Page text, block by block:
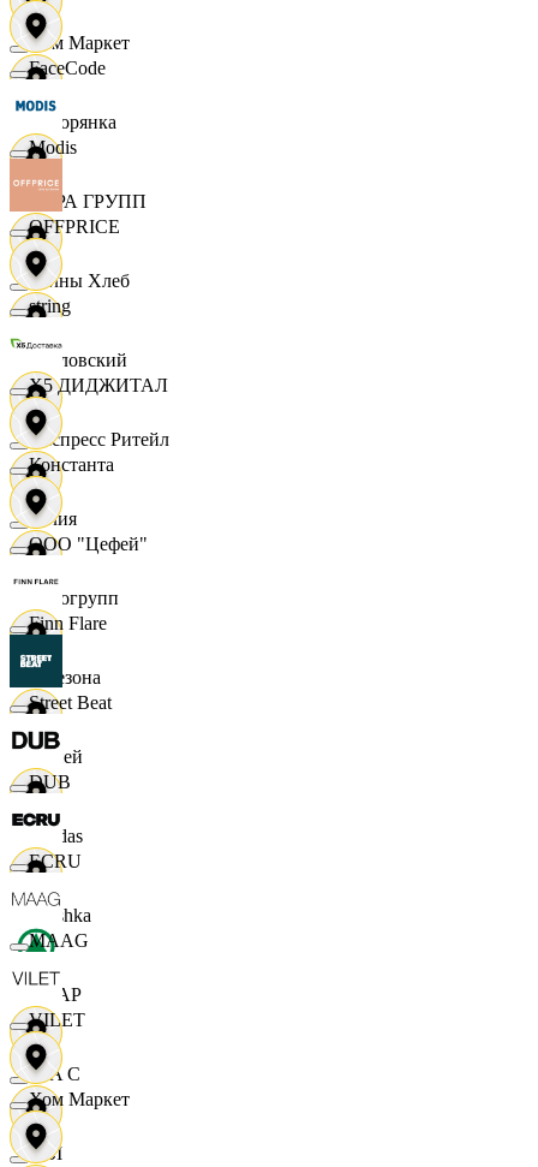
Хом Маркет
Хуторянка
ЦЕРА ГРУПП
Челны Хлеб
Чкаловский
Экспресс Ритейл
Юлия
Яркогрупп
4 Сезона
7 дней
Adidas
Bershka
СПАР
M A C
OBI
FaceCode
Modis
OFFPRICE
string
X5 ДИДЖИТАЛ
Константа
ООО "Цефей"
Finn Flare
Street Beat
DUB
ECRU
MAAG
VILET
Хом Маркет